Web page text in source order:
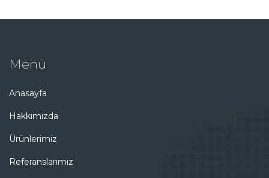
Menü
Anasayfa
Hakkımızda
Ürünlerimiz
Referanslarımız